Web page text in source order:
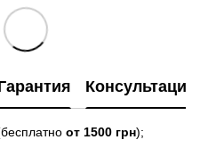
Консультация
от 1500 грн);